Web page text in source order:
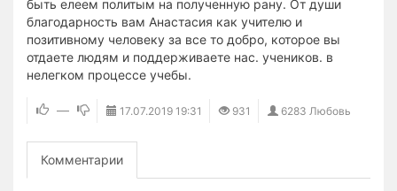
быть елеем политым на полученную рану. От души
благодарность вам Анастасия как учителю и
позитивному человеку за все то добро, которое вы
отдаете людям и поддерживаете нас. учеников. в
нелегком процессе учебы.
— 17.07.2019 19:31 931 6283 Любовь
Комментарии